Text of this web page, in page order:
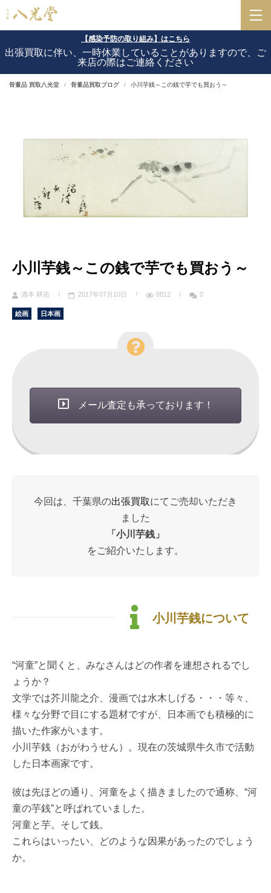
【感染予防の取り組み】はこちら
出張買取に伴い、一時休業していることがありますので、ご
来店の際はご連絡ください
骨董品 買取八光堂 骨董品買取ブログ 小川芋銭～この銭で芋でも買おう～
小川芋銭～この銭で芋でも買おう～
酒本 耕佑 / 2017年07月10日 / 8812 / 0
絵画 日本画
メール査定も承っております！
今回は、千葉県の出張買取にてご売却いただき
ました
「小川芋銭」
をご紹介いたします。
小川芋銭について
“河童”と聞くと、みなさんはどの作者を連想されるでし
ょうか？
文学では芥川龍之介、漫画では水木しげる・・・等々、
様々な分野で目にする題材ですが、日本画でも積極的に
描いた作家がいます。
小川芋銭（おがわうせん）。現在の茨城県牛久市で活動
した日本画家です。
彼は先ほどの通り、河童をよく描きましたので通称、“河
童の芋銭”と呼ばれていました。
河童と芋。そして銭。
これらはいったい、どのような因果があったのでしょう
か。